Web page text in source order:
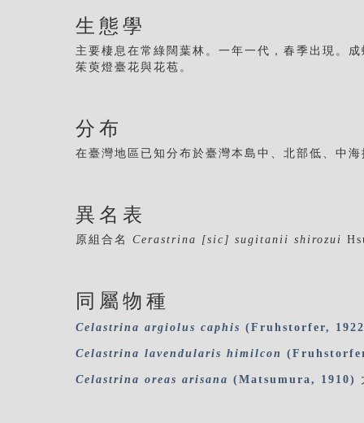
生態學
主要棲息在常綠闊葉林。一年一代，春季出現。
茱萸燈臺花與花苞。
分布
在臺灣地區已知分布於臺灣本島中、北部低、中
異名表
原組合名 Cerastrina [sic] sugitanii shirozui
同屬物種
Celastrina argiolus caphis (Fruhstorfer,
Celastrina lavendularis himilcon
Celastrina oreas arisana (Matsumura, 1910)